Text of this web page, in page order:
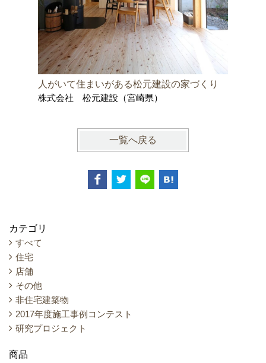
人がいて住まいがある松元建設の家づくり
株式会社 松元建設（宮崎県）
一覧へ戻る
カテゴリ
すべて
住宅
店舗
その他
非住宅建築物
2017年度施工事例コンテスト
研究プロジェクト
商品